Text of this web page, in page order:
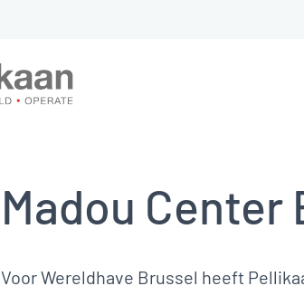
Madou Center
Voor Wereldhave Brussel heeft